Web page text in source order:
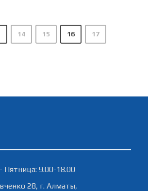
14 15 16 17
Пятница: 9.00-18.00
28, г. Алматы,